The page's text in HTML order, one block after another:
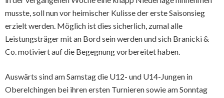
musste, soll nun vor heimischer Kulisse der erste Saisonsieg
erzielt werden. Möglich ist dies sicherlich, zumal alle
Leistungsträger mit an Bord sein werden und sich Branicki &
Co. motiviert auf die Begegnung vorbereitet haben.
Auswärts sind am Samstag die U12- und U14-Jungen in
Oberelchingen bei ihren ersten Turnieren sowie am Sonntag